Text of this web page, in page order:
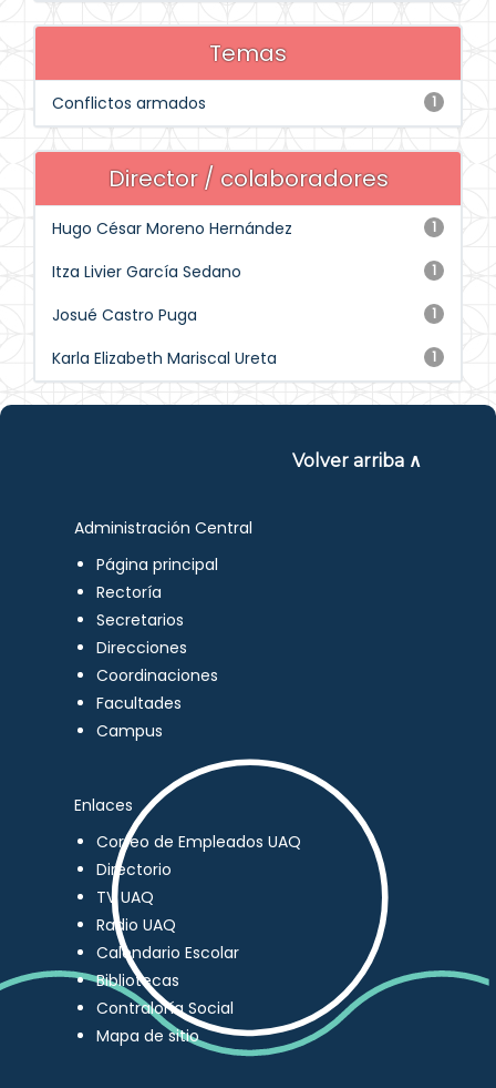
Temas
1
Conflictos armados
Director / colaboradores
1
Hugo César Moreno Hernández
1
Itza Livier García Sedano
1
Josué Castro Puga
1
Karla Elizabeth Mariscal Ureta
Volver arriba ∧
Administración Central
Página principal
Rectoría
Secretarios
Direcciones
Coordinaciones
Facultades
Campus
Enlaces
Correo de Empleados UAQ
Directorio
TV UAQ
Radio UAQ
Calendario Escolar
Bibliotecas
Contraloría Social
Mapa de sitio